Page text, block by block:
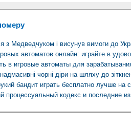
з Медведчуком і висунув вимоги до
автоматов онлайн: играйте в
в игровые автоматы для
чорні діри на шляху до
бандит играть бесплатно лучше на
процессуальный кодекс и последние